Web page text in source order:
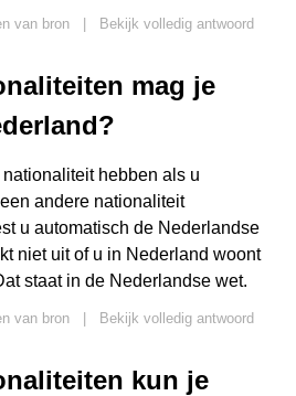
van bron
Bekijk volledig antwoord
mag je
hebben als u
andere nationaliteit
u automatisch de Nederlandse
niet uit of u in Nederland woont
staat in de Nederlandse wet.
van bron
Bekijk volledig antwoord
kun je